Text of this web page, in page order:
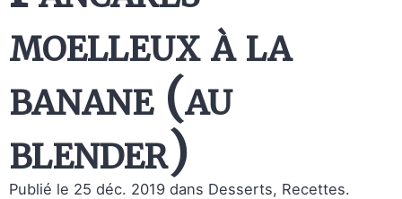
moelleux à la
banane (au
blender)
Publié le 25 déc. 2019 dans Desserts, Recettes.